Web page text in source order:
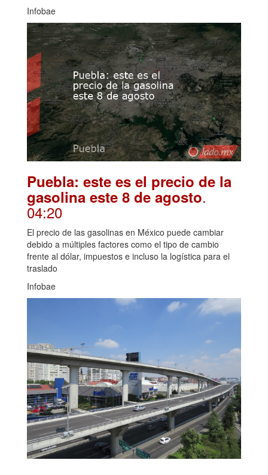
Infobae
Puebla: este es el precio de la
gasolina este 8 de agosto.
04:20
El precio de las gasolinas en México puede cambiar
debido a múltiples factores como el tipo de cambio
frente al dólar, impuestos e incluso la logística para el
traslado
Infobae